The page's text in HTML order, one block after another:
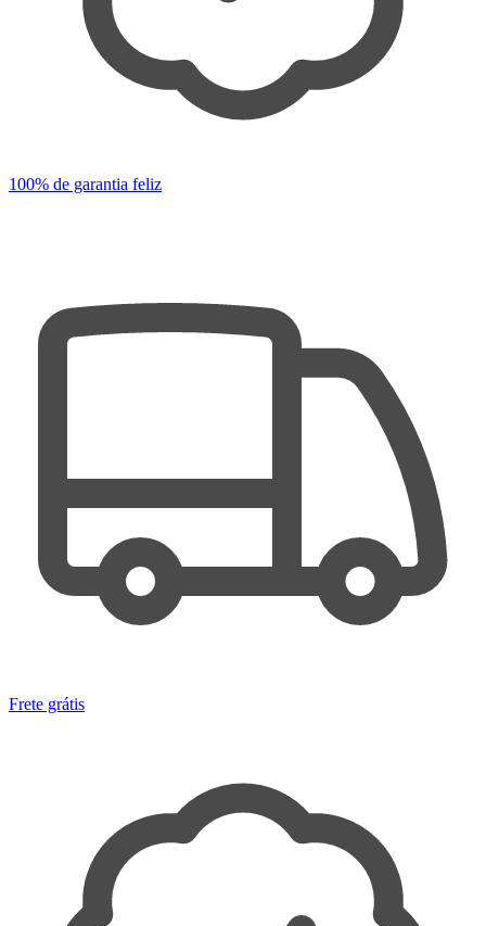
100% de garantia feliz
Frete grátis